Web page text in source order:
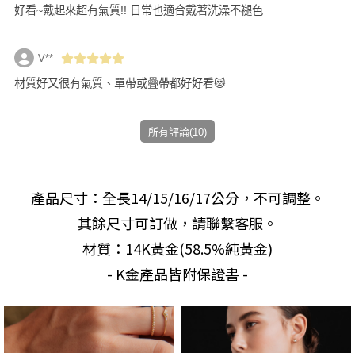
好看~戴起來超有氣質!! 日常也適合戴著洗澡不褪色
V**
材質好又很有氣質、單帶或疊帶都好好看😻
所有評論(10)
產品尺寸：全長14/15/16/17公分，不可調整。
其餘尺寸可訂做，請聯繫客服。
材質：14K黃金(58.5%純黃金)
- K金產品皆附保證書 -